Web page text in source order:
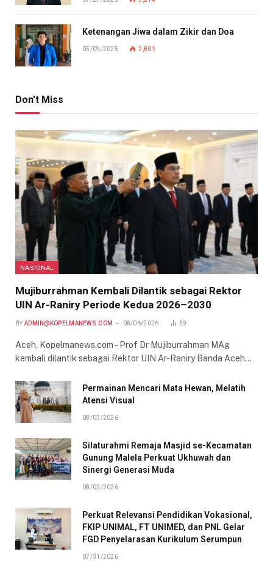
Ketenangan Jiwa dalam Zikir dan Doa
05/09/2025 2,801
Don't Miss
NASIONAL
Mujiburrahman Kembali Dilantik sebagai Rektor
UIN Ar-Raniry Periode Kedua 2026–2030
BY ADMIN@KOPELMANEWS.COM 08/06/2026 39
Aceh, Kopelmanews.com – Prof Dr Mujiburrahman MAg
kembali dilantik sebagai Rektor UIN Ar-Raniry Banda Aceh…
Permainan Mencari Mata Hewan, Melatih
Atensi Visual
08/03/2026
Silaturahmi Remaja Masjid se-Kecamatan
Gunung Malela Perkuat Ukhuwah dan
Sinergi Generasi Muda
08/02/2026
Perkuat Relevansi Pendidikan Vokasional,
FKIP UNIMAL, FT UNIMED, dan PNL Gelar
FGD Penyelarasan Kurikulum Serumpun
07/31/2026